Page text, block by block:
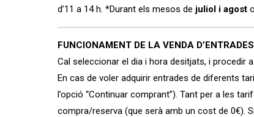
d’11 a 14 h. *Durant els mesos de juliol i agost
FUNCIONAMENT DE LA VENDA D’ENTRADES
Cal seleccionar el dia i hora desitjats, i procedir
En cas de voler adquirir entrades de diferents
l’opció “Continuar comprant”). Tant per a les
compra/reserva (que serà amb un cost de 0€).